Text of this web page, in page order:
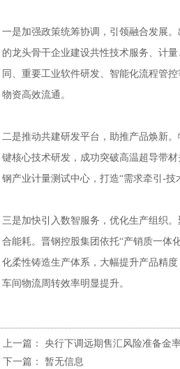
一是加强政策统筹协调，引领融合发展
的龙头骨干企业建设共性技术服务、计
同、重要工业软件研发、智能化流程管
物资高效流通。
二是推动共建研发平台，助推产品焕新
键核心技术研发，成功突破高温超导带
钢产业计量测试中心，打造“需求牵引-技
三是加快引入数智服务，优化生产组织
合能耗。晋钢控股集团依托“产销质一体
化柔性铸造生产体系，大幅提升产品精
车间物流周转效率明显提升。
上一篇： 央行下调远期售汇风险准备金
下一篇： 暂无信息